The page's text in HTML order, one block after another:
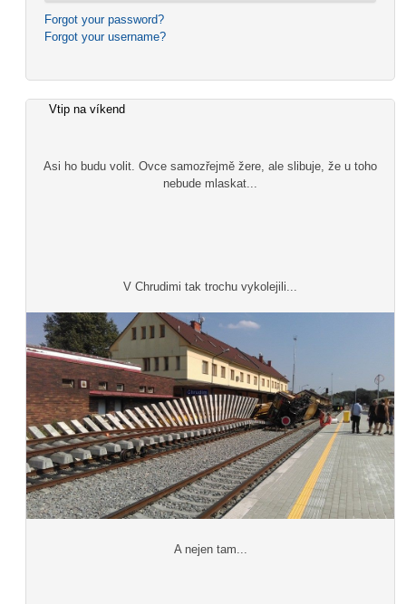
Forgot your password?
Forgot your username?
Vtip na víkend
Asi ho budu volit. Ovce samozřejmě žere, ale slibuje, že u toho
nebude mlaskat...
V Chrudimi tak trochu vykolejili...
A nejen tam...